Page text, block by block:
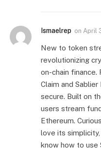
Ismaelrep on April
New to token
revolutionizing
on-chain finance.
Claim and
secure. Built on
users stream
Ethereum.
love its
know how to